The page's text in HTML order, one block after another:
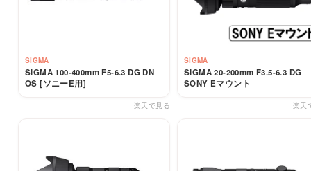
SIGMA
SIGMA 100-400mm F5-6.3 DG DN
OS [ソニーE用]
楽天で見る
SIGMA
SIGMA 20-200mm F3.5-6.3 DG
SONY Eマウント
楽天